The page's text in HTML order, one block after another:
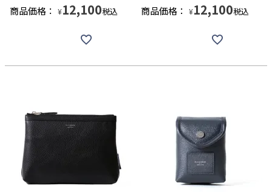
商品価格： ¥12,100税込 商品価格： ¥12,100税込